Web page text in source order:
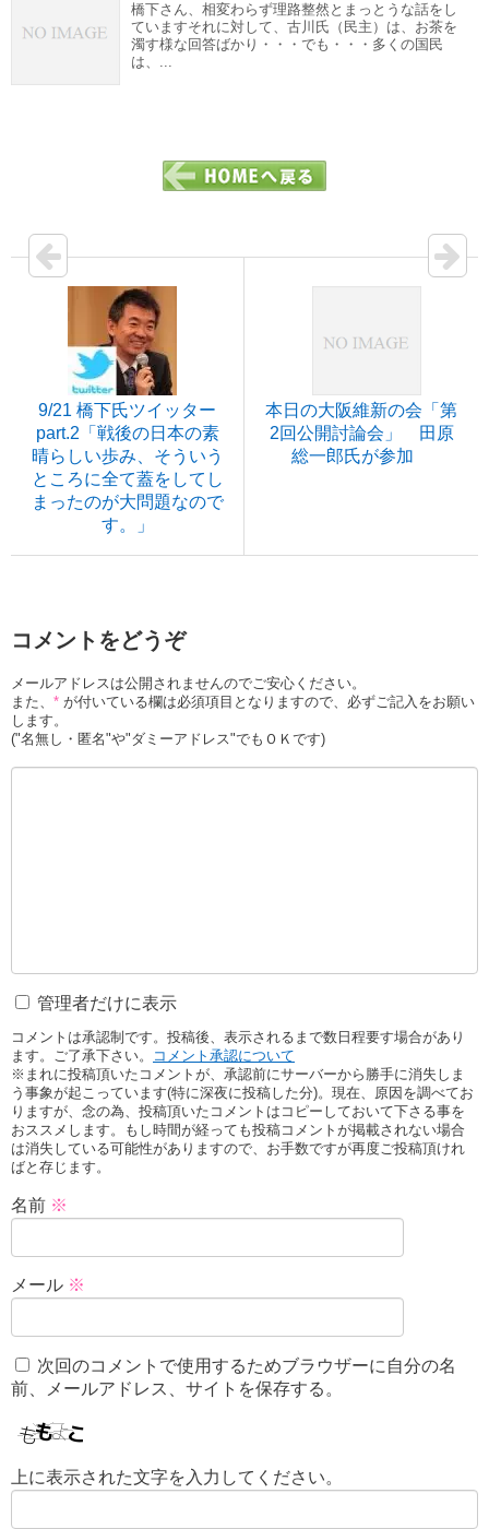
橋下さん、相変わらず理路整然とまっとうな話をし
ていますそれに対して、古川氏（民主）は、お茶を
濁す様な回答ばかり・・・でも・・・多くの国民
は、...
9/21 橋下氏ツイッター
part.2「戦後の日本の素
晴らしい歩み、そういう
ところに全て蓋をしてし
まったのが大問題なので
す。」
本日の大阪維新の会「第
2回公開討論会」 田原
総一郎氏が参加
コメントをどうぞ
メールアドレスは公開されませんのでご安心ください。
また、 * が付いている欄は必須項目となりますので、必ずご記入をお願い
します。
("名無し・匿名"や"ダミーアドレス"でもＯＫです)
管理者だけに表示
コメントは承認制です。投稿後、表示されるまで数日程要す場合があり
ます。ご了承下さい。
コメント承認について
※まれに投稿頂いたコメントが、承認前にサーバーから勝手に消失しま
う事象が起こっています(特に深夜に投稿した分)。現在、原因を調べてお
りますが、念の為、投稿頂いたコメントはコピーしておいて下さる事を
おススメします。もし時間が経っても投稿コメントが掲載されない場合
は消失している可能性がありますので、お手数ですが再度ご投稿頂けれ
ばと存じます。
名前 ※
メール ※
次回のコメントで使用するためブラウザーに自分の名
前、メールアドレス、サイトを保存する。
上に表示された文字を入力してください。